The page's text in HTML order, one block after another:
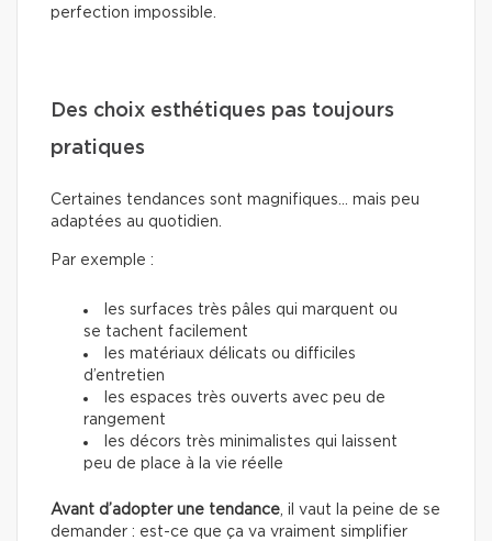
perfection impossible.
Des choix esthétiques pas toujours
pratiques
Certaines tendances sont magnifiques… mais peu
adaptées au quotidien.
Par exemple :
les surfaces très pâles qui marquent ou
se tachent facilement
les matériaux délicats ou difficiles
d’entretien
les espaces très ouverts avec peu de
rangement
les décors très minimalistes qui laissent
peu de place à la vie réelle
Avant d’adopter une tendance , il vaut la peine de se
demander : est-ce que ça va vraiment simplifier